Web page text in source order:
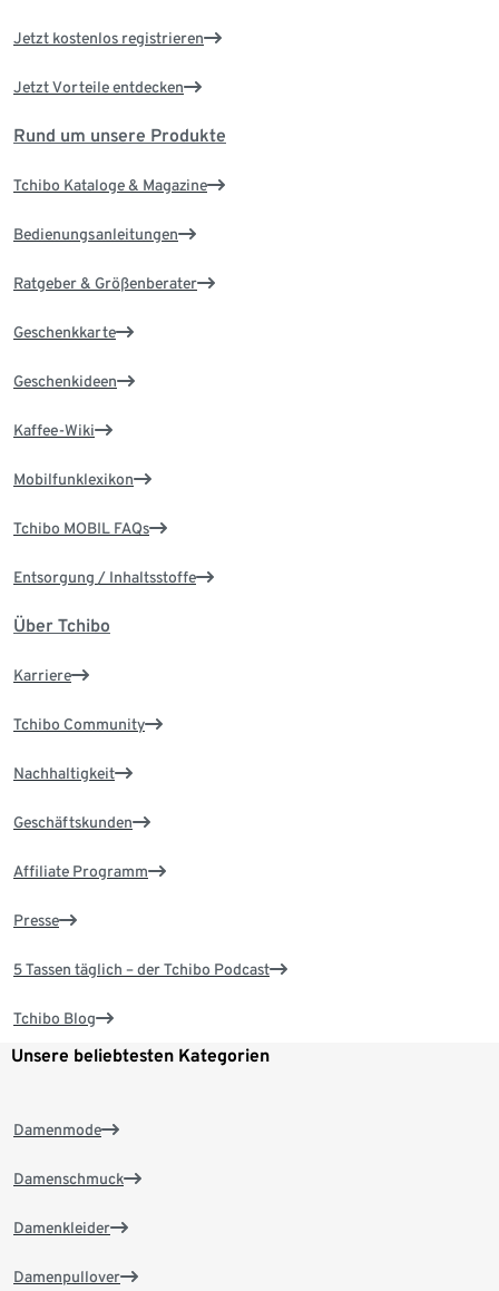
Jetzt kostenlos registrieren
Jetzt Vorteile entdecken
Rund um unsere Produkte
Tchibo Kataloge & Magazine
Bedienungsanleitungen
Ratgeber & Größenberater
Geschenkkarte
Geschenkideen
Kaffee-Wiki
Mobilfunklexikon
Tchibo MOBIL FAQs
Entsorgung / Inhaltsstoffe
Über Tchibo
Karriere
Tchibo Community
Nachhaltigkeit
Geschäftskunden
Affiliate Programm
Presse
5 Tassen täglich – der Tchibo Podcast
Tchibo Blog
Unsere beliebtesten Kategorien
Damenmode
Damenschmuck
Damenkleider
Damenpullover